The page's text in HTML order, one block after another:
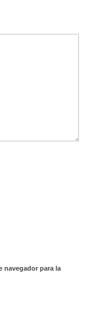
navegador para la